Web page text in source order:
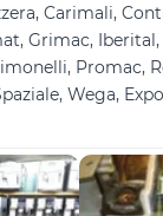
Carimali,
Grimac, Iberital,
Promac,
Wega,